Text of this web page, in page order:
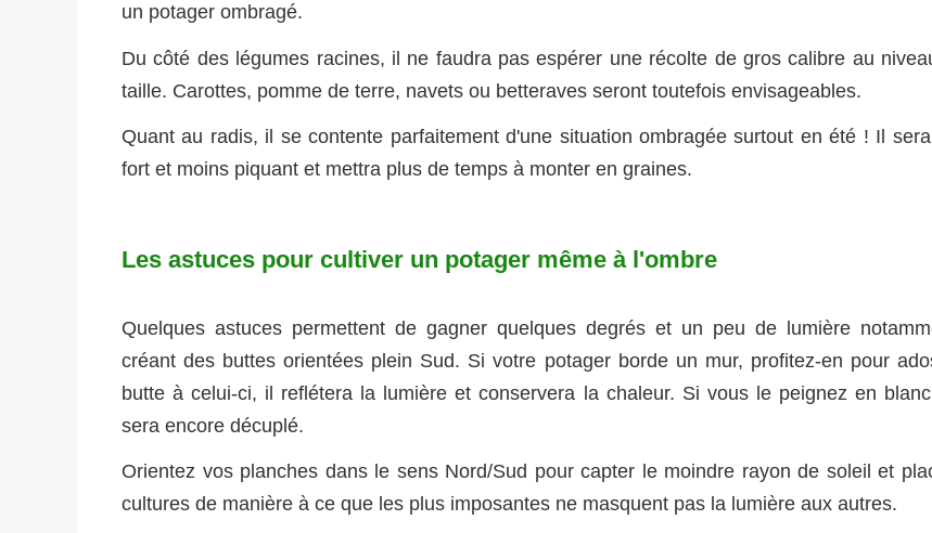
un potager ombragé.
Du côté des légumes racines, il ne faudra pas espérer une récolte de gros calibre au
taille. Carottes, pomme de terre, navets ou betteraves seront toutefois envisageables.
Quant au radis, il se contente parfaitement d'une situation ombragée surtout en été ! Il
fort et moins piquant et mettra plus de temps à monter en graines.
Les astuces pour cultiver un potager même à l'ombre
Quelques astuces permettent de gagner quelques degrés et un peu de lumière
créant des buttes orientées plein Sud. Si votre potager borde un mur, profitez-en pour
butte à celui-ci, il reflétera la lumière et conservera la chaleur. Si vous le peignez en
sera encore décuplé.
Orientez vos planches dans le sens Nord/Sud pour capter le moindre rayon de soleil et
cultures de manière à ce que les plus imposantes ne masquent pas la lumière aux autres.